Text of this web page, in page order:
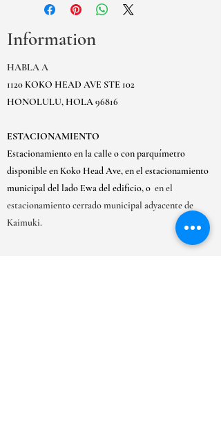
Information
HABLA A
1120 KOKO HEAD AVE STE 102
HONOLULU, HOLA 96816
ESTACIONAMIENTO
Estacionamiento en la calle o con parquímetro
disponible en Koko Head Ave, en el estacionamiento
municipal del lado Ewa del edificio, o en el
estacionamiento cerrado municipal adyacente de
Kaimuki.